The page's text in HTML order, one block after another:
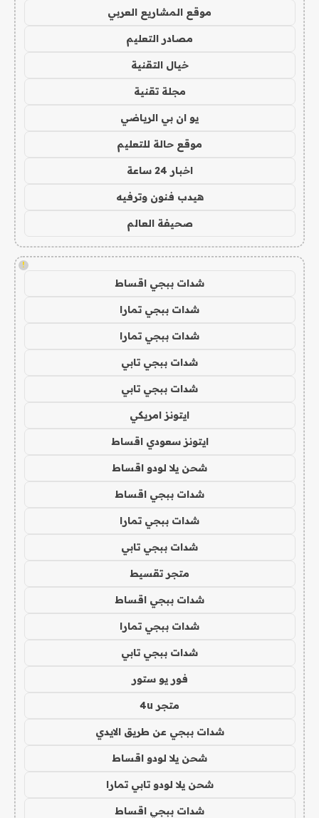
موقع المشاريع العربي
مصادر التعليم
خيال التقنية
مجلة تقنية
يو ان بي الرياضي
موقع حالة للتعليم
اخبار 24 ساعة
هيدب فنون وترفيه
صحيفة العالم
!
شدات ببجي اقساط
شدات ببجي تمارا
شدات ببجي تمارا
شدات ببجي تابي
شدات ببجي تابي
ايتونز امريكي
ايتونز سعودي اقساط
شحن يلا لودو اقساط
شدات ببجي اقساط
شدات ببجي تمارا
شدات ببجي تابي
متجر تقسيط
شدات ببجي اقساط
شدات ببجي تمارا
شدات ببجي تابي
فور يو ستور
متجر 4u
شدات ببجي عن طريق الايدي
شحن يلا لودو اقساط
شحن يلا لودو تابي تمارا
شدات ببجي اقساط